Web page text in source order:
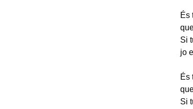
És
Si
jo
És
Si